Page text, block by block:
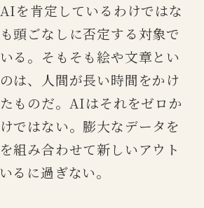
を肯定しているわけではな
頭ごなしに否定する対象で
る。そもそも絵や文章とい
は、人間が長い時間をかけ
ものだ。AIはそれをゼロか
ではない。膨大なデータを
組み合わせて新しいアウト
るに過ぎない。